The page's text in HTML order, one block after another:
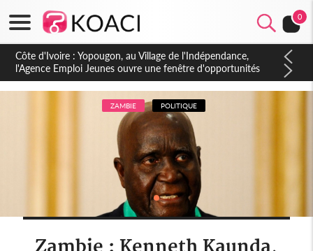
0
Côte d'Ivoire : CHU de Treichville, après la fronde, les agents
contractuels obtiennent un accord avec la direction sur les
arriérés du SMIG 2023
ZAMBIE POLITIQUE